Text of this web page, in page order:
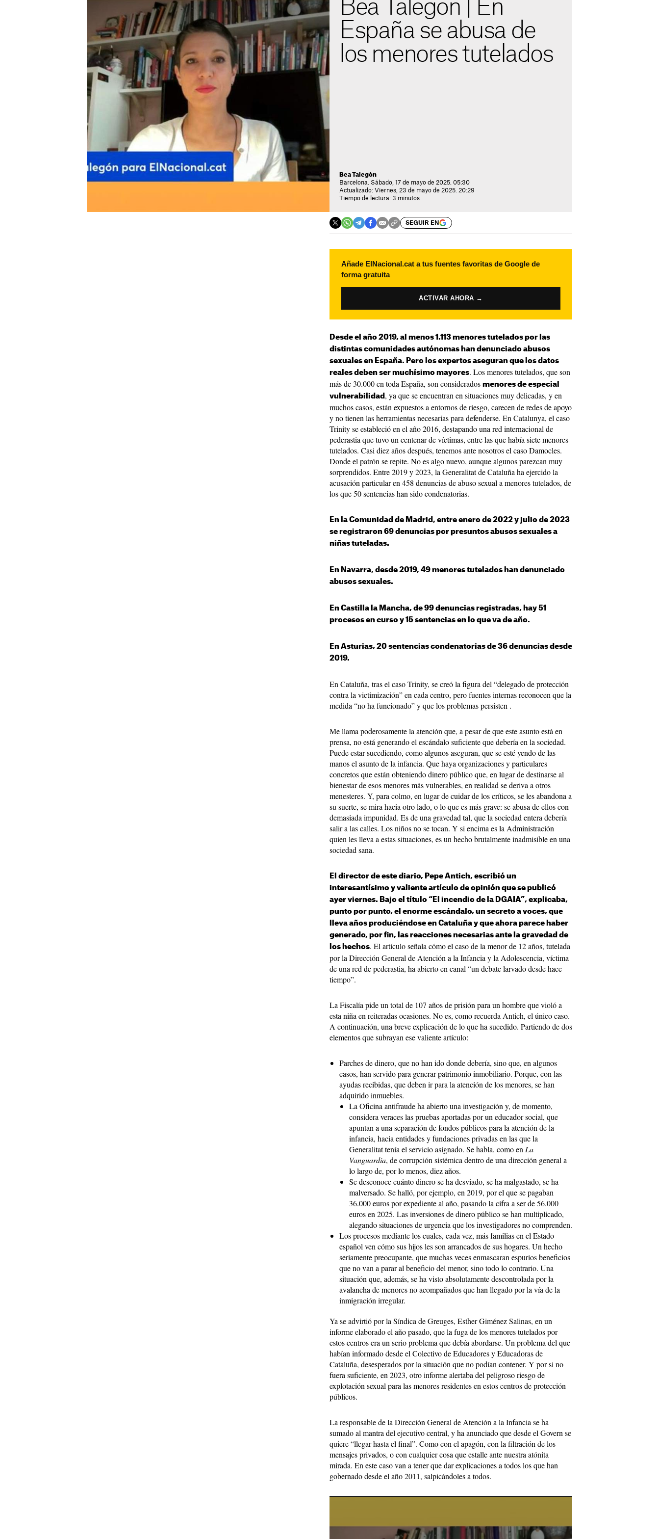
Bea Talegón | En
España se abusa de
los menores tutelados
Bea Talegón
Barcelona. Sábado, 17 de mayo de 2025. 05:30
Actualizado: Viernes, 23 de mayo de 2025. 20:29
Tiempo de lectura: 3 minutos
SEGUIR EN
Añade ElNacional.cat a tus fuentes favoritas de Google de
forma gratuita
ACTIVAR AHORA →
Desde el año 2019, al menos 1.113 menores tutelados por las
distintas comunidades autónomas han denunciado abusos
sexuales en España. Pero los expertos aseguran que los datos
reales deben ser muchísimo mayores. Los menores tutelados, que son
más de 30.000 en toda España, son considerados menores de especial
vulnerabilidad , ya que se encuentran en situaciones muy delicadas, y en
muchos casos, están expuestos a entornos de riesgo, carecen de redes de apoyo
y no tienen las herramientas necesarias para defenderse. En Catalunya, el caso
Trinity se estableció en el año 2016, destapando una red internacional de
pederastia que tuvo un centenar de víctimas, entre las que había siete menores
tutelados. Casi diez años después, tenemos ante nosotros el caso Damocles.
Donde el patrón se repite. No es algo nuevo, aunque algunos parezcan muy
sorprendidos. Entre 2019 y 2023, la Generalitat de Cataluña ha ejercido la
acusación particular en 458 denuncias de abuso sexual a menores tutelados, de
los que 50 sentencias han sido condenatorias.
En la Comunidad de Madrid, entre enero de 2022 y julio de 2023
se registraron 69 denuncias por presuntos abusos sexuales a
niñas tuteladas.
En Navarra, desde 2019, 49 menores tutelados han denunciado
abusos sexuales.
En Castilla la Mancha, de 99 denuncias registradas, hay 51
procesos en curso y 15 sentencias en lo que va de año.
En Asturias, 20 sentencias condenatorias de 36 denuncias desde
2019.
En Cataluña, tras el caso Trinity, se creó la figura del “delegado de protección
contra la victimización” en cada centro, pero fuentes internas reconocen que la
medida “no ha funcionado” y que los problemas persisten .
Me llama poderosamente la atención que, a pesar de que este asunto está en
prensa, no está generando el escándalo suficiente que debería en la sociedad.
Puede estar sucediendo, como algunos aseguran, que se esté yendo de las
manos el asunto de la infancia. Que haya organizaciones y particulares
concretos que están obteniendo dinero público que, en lugar de destinarse al
bienestar de esos menores más vulnerables, en realidad se deriva a otros
menesteres. Y, para colmo, en lugar de cuidar de los críticos, se les abandona a
su suerte, se mira hacia otro lado, o lo que es más grave: se abusa de ellos con
demasiada impunidad. Es de una gravedad tal, que la sociedad entera debería
salir a las calles. Los niños no se tocan. Y si encima es la Administración
quien les lleva a estas situaciones, es un hecho brutalmente inadmisible en una
sociedad sana.
El director de este diario, Pepe Antich, escribió un
interesantísimo y valiente artículo de opinión que se publicó
ayer viernes. Bajo el título “El incendio de la DGAIA”, explicaba,
punto por punto, el enorme escándalo, un secreto a voces, que
lleva años produciéndose en Cataluña y que ahora parece haber
generado, por fin, las reacciones necesarias ante la gravedad de
los hechos. El artículo señala cómo el caso de la menor de 12 años, tutelada
por la Dirección General de Atención a la Infancia y la Adolescencia, víctima
de una red de pederastia, ha abierto en canal “un debate larvado desde hace
tiempo”.
La Fiscalía pide un total de 107 años de prisión para un hombre que violó a
esta niña en reiteradas ocasiones. No es, como recuerda Antich, el único caso.
A continuación, una breve explicación de lo que ha sucedido. Partiendo de dos
elementos que subrayan ese valiente artículo:
Parches de dinero, que no han ido donde debería, sino que, en algunos
casos, han servido para generar patrimonio inmobiliario. Porque, con las
ayudas recibidas, que deben ir para la atención de los menores, se han
adquirido inmuebles.
La Oficina antifraude ha abierto una investigación y, de momento,
considera veraces las pruebas aportadas por un educador social, que
apuntan a una separación de fondos públicos para la atención de la
infancia, hacia entidades y fundaciones privadas en las que la
Generalitat tenía el servicio asignado. Se habla, como en La
Vanguardia, de corrupción sistémica dentro de una dirección general a
lo largo de, por lo menos, diez años.
Se desconoce cuánto dinero se ha desviado, se ha malgastado, se ha
malversado. Se halló, por ejemplo, en 2019, por el que se pagaban
36.000 euros por expediente al año, pasando la cifra a ser de 56.000
euros en 2025. Las inversiones de dinero público se han multiplicado,
alegando situaciones de urgencia que los investigadores no comprenden.
Los procesos mediante los cuales, cada vez, más familias en el Estado
español ven cómo sus hijos les son arrancados de sus hogares. Un hecho
seriamente preocupante, que muchas veces enmascaran espurios beneficios
que no van a parar al beneficio del menor, sino todo lo contrario. Una
situación que, además, se ha visto absolutamente descontrolada por la
avalancha de menores no acompañados que han llegado por la vía de la
inmigración irregular.
Ya se advirtió por la Síndica de Greuges, Esther Giménez Salinas, en un
informe elaborado el año pasado, que la fuga de los menores tutelados por
estos centros era un serio problema que debía abordarse. Un problema del que
habían informado desde el Colectivo de Educadores y Educadoras de
Cataluña, desesperados por la situación que no podían contener. Y por si no
fuera suficiente, en 2023, otro informe alertaba del peligroso riesgo de
explotación sexual para las menores residentes en estos centros de protección
públicos.
La responsable de la Dirección General de Atención a la Infancia se ha
sumado al mantra del ejecutivo central, y ha anunciado que desde el Govern se
quiere “llegar hasta el final”. Como con el apagón, con la filtración de los
mensajes privados, o con cualquier cosa que estalle ante nuestra atónita
mirada. En este caso van a tener que dar explicaciones a todos los que han
gobernado desde el año 2011, salpicándoles a todos.